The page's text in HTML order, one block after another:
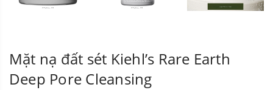
Mặt nạ đất sét Kiehl’s Rare Earth
Deep Pore Cleansing